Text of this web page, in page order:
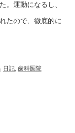
。運動になるし、
たので、徹底的に
日記, 歯科医院